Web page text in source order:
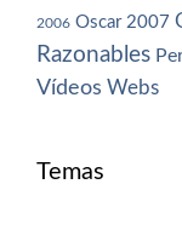
2006 Oscar 2007
Razonables
Vídeos Webs
Temas